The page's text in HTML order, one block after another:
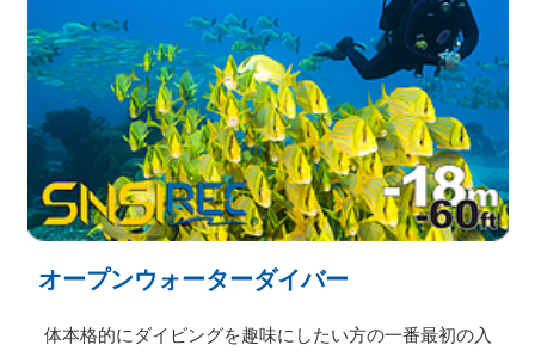
オープンウォーターダイバー
体本格的にダイビングを趣味にしたい方の一番最初の入